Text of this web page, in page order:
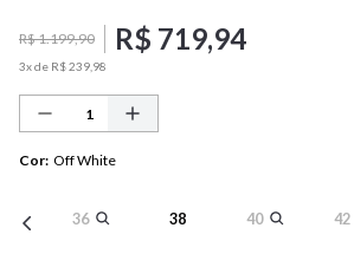
R$1.199,90 R$ 719,94
3x de R$239 98
Cor: Off White
36 38 40 42